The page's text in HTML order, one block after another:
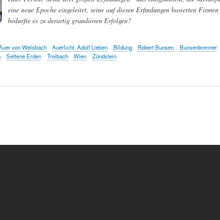
eine neue Epoche eingeleitet, seine auf diesen Erfindungen basierten
bedurfte es zu derartig grandiosen Erfolgen?
von Welsbach Auerlicht. Adolf Lieben Bildung Robert Bunsen Bunsenbrenner
Seltene Erden Treibach Wien Zündstein